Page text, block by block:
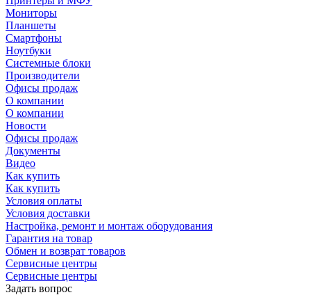
Мониторы
Планшеты
Смартфоны
Ноутбуки
Системные блоки
Производители
Офисы продаж
О компании
О компании
Новости
Офисы продаж
Документы
Видео
Как купить
Как купить
Условия оплаты
Условия доставки
Настройка, ремонт и монтаж оборудования
Гарантия на товар
Обмен и возврат товаров
Сервисные центры
Сервисные центры
Задать вопрос